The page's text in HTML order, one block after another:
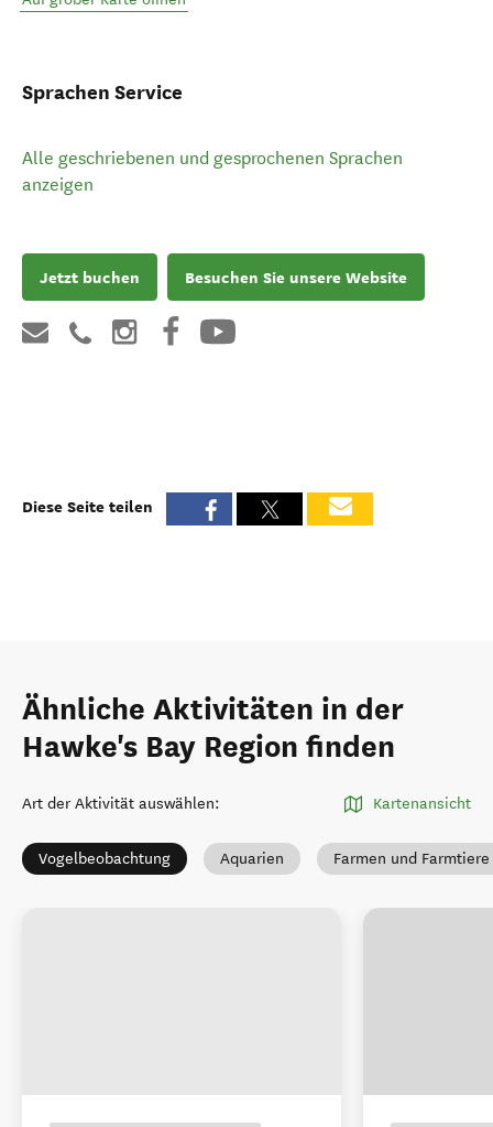
Sprachen Service
Alle geschriebenen und gesprochenen Sprachen
anzeigen
Jetzt buchen Besuchen Sie unsere Website
Diese Seite teilen
Ähnliche Aktivitäten in der
Hawke's Bay Region finden
Art der Aktivität auswählen: Kartenansicht
Vogelbeobachtung Aquarien Farmen und Farmtiere